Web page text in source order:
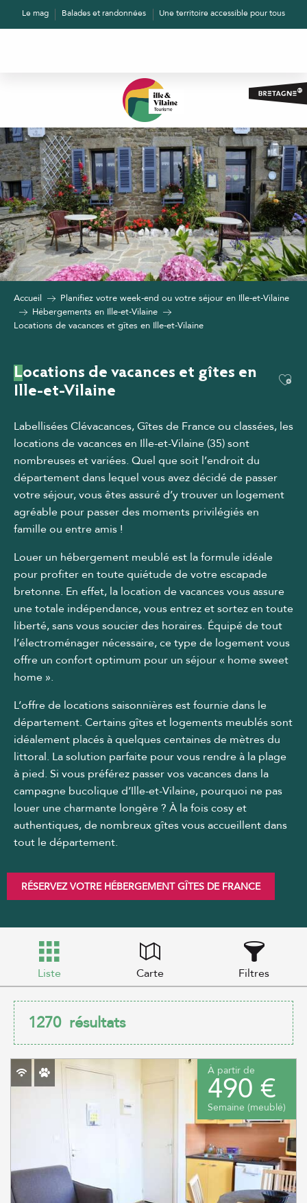
AllerLe mag Balades et randonnées Une territoire accessible pour tous
Accueil
Planifiez votre week-end ou votre séjour en Ille-et-Vilaine
Hébergements en Ille-et-Vilaine
Locations de vacances et gîtes en Ille-et-Vilaine
Locations de vacances et gîtes en
Ille-et-Vilaine
Labellisées Clévacances, Gîtes de France ou classées, les
locations de vacances en Ille-et-Vilaine (35) sont
nombreuses et variées. Quel que soit l’endroit du
département dans lequel vous avez décidé de passer
votre séjour, vous êtes assuré d’y trouver un logement
agréable pour passer des moments privilégiés en
famille ou entre amis !
Louer un hébergement meublé est la formule idéale
pour profiter en toute quiétude de votre escapade
bretonne. En effet, la location de vacances vous assure
une totale indépendance, vous entrez et sortez en toute
liberté, sans vous soucier des horaires. Équipé de tout
l’électroménager nécessaire, ce type de logement vous
offre un confort optimum pour un séjour « home sweet
home ».
L’offre de locations saisonnières est fournie dans le
département. Certains gîtes et logements meublés sont
idéalement placés à quelques centaines de mètres du
littoral. La solution parfaite pour vous rendre à la plage
à pied. Si vous préférez passer vos vacances dans la
campagne bucolique d’Ille-et-Vilaine, pourquoi ne pas
louer une charmante longère ? À la fois cosy et
authentiques, de nombreux gîtes vous accueillent dans
tout le département.
RÉSERVEZ VOTRE HÉBERGEMENT GÎTES DE FRANCE
Liste Carte Filtres
1270 résultats
À partir de
490 €
Semaine (meublé)